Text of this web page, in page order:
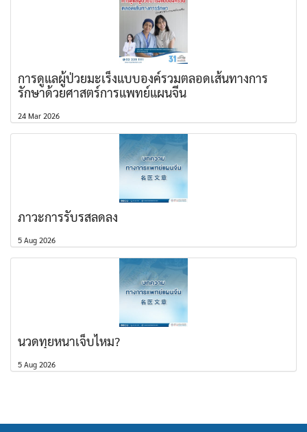
การดูแลผู้ป่วยมะเร็งแบบองค์รวมตลอดเส้นทางการ
รักษาด้วยศาสตร์การแพทย์แผนจีน
24 Mar 2026
ภาวะการรับรสลดลง
5 Aug 2026
นวดทุยหนาเจ็บไหม?
5 Aug 2026